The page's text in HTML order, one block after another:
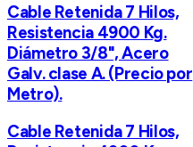
Cable Retenida 7 Hilos,
Resistencia 4900 Kg.
Diámetro 3/8", Acero
Galv. clase A. (Precio por
Metro).
Cable Retenida 7 Hilos,